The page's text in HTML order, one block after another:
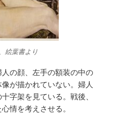
絵葉書より
の顔、左手の額装の中の
が描かれていない。婦人
字架を見ている。戦後、
情を考えさせる。